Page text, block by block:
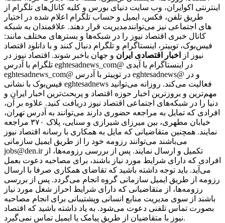
اینترنتی اکوایران، وب سایت دنیای بورس و کلیه کانال‌های تلگرام از
طریق تلفن، فکس، ایمیل و حساب تلگرام اعلام شده در اختیار
مدیریت قرار دهند. علاقمندان به شبکه‎‌های اجتماعی نیز می‌توانند
کانال خبری اقتصاد نیوز را در شبکه‌ها و بسترهای مختلف مانند:
فیس‌بوک، توییتر، اینستاگرام و تلگرام دنبال کنند و با دانلود اقتصاد
نیوز از
اخبار اقتصادی ایران و جهان باخبر شوند. اقتصاد نیوز در
تلگرام با آدرس eghtesadnews_com@ در اینستاگرام با آیدی
eghtesadnews_com@ در توییتر با آدرس eghtesadnews@ و در
فیس‌بوک با نشانی eghtesadnews فعالیت می‌کند. روزانه می‌توانید
مهم‌ترین و بروزترین اخبار حوزه اقتصاد و پربحث‌ترین اخبار ایران و
دنیا را در شبکه‌های اجتماعی اقتصاد نیوز دریافت کنید. علاوه بر آن،
افرادی که تمایل به مراجعه حضوری دارند می‌توانند به آدرس تهران،
خیابان مطهری، بین میرزای شیرازی و سنایی، پلاک ۳۷۰ مراجعه
نمایند. همچنین متقاضیانی که مایل به همکاری با رسانه‌ اقتصاد نیوز
می‌باشند می‌توانند رزومه خود را از طریق ایمیل سازمانی
jobs@den.ir تکمیل و ارسال نمایند. پس از بررسی رزومه‌ها، از
افرادی که دارای شرایط مورد نیاز باشند، برای مصاحبه دعوت بعمل
می‌آید. باید توجه داشته باشید که تقاضای همکاری صرفا با ارسال
رزومه از طریق ایمیل سازمانی گروه انجام می‌گردد. پس از بررسی
رزومه‌ها، از متقاضیانی که دارای شرایط احراز شغل مورد نیاز
باشند از سوی مدیریت منابع انسانی وپشتیبانی برای انجام مصاحبه
بصورت تماس تلفنی دعوت می‌شود. به یاد داشته باشید که اقتصاد
نیوز با متقاضیان از طریق پیامک یا ایمیل تماس نمی‌گیرد.